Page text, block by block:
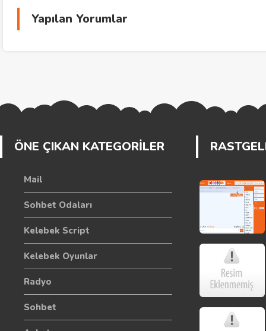
Yapılan Yorumlar
ÖNE ÇIKAN KATEGORİLER
Mail
Sohbet Odaları
Kelebek Script
Kelebek Oyunlar
Radyo
Sohbet